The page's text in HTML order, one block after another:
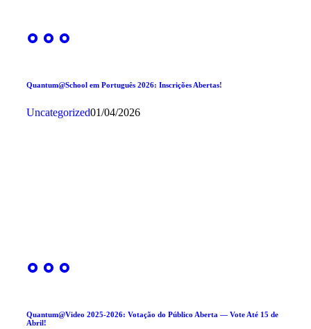
Quantum@School em Português 2026: Inscrições Abertas!
Uncategorized01/04/2026
Quantum@Video 2025-2026: Votação do Público Aberta — Vote Até 15 de
Abril!